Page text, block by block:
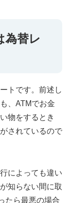
為替レ
トです。前述し
、ATMでお金
物をするとき
されているので
によっても違い
知らない間に取
たら最悪の場合